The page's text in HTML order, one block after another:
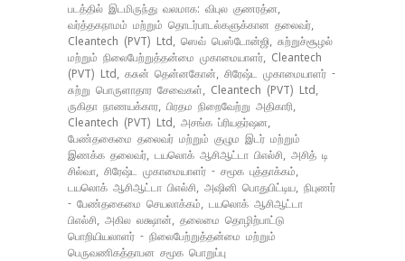
படத்தில் இடமிருந்து வலமாக: விபுல குணரத்ன,
வர்த்தகநாமம் மற்றும் தொடர்பாடல்களுக்கான தலைவர்,
Cleantech (PVT) Ltd, ஸெவ் பெஸ்டோன்ஜி, சுற்றுச்சூழல்
மற்றும் நிலைபேற்றுத்தன்மை முகாமையாளர், Cleantech
(PVT) Ltd, கசுன் தென்னகோன், சிரேஷ்ட முகாமையாளர் -
சுற்று பொருளாதார சேவைகள், Cleantech (PVT) Ltd,
ருகிதா நாணயக்கார, பிரதம நிறைவேற்று அதிகாரி,
Cleantech (PVT) Ltd, அசங்க ப்ரியதர்ஷன,
பேண்தகைமை தலைவர் மற்றும் குழும இடர் மற்றும்
இணக்க தலைவர், டயலொக் ஆசிஆட்டா பிஎல்சி, அசித் டி
சில்வா, சிரேஷ்ட முகாமையாளர் - சமூக புத்தாக்கம்,
டயலொக் ஆசிஆட்டா பிஎல்சி, அஷினி பொதுபிட்டிய, நிபுணர்
- பேண்தகைமை செயலாக்கம், டயலொக் ஆசிஆட்டா
பிஎல்சி, அகில லக்ஷான், தலைமை தொழிற்பாட்டு
பொறியியலாளர் - நிலைபேற்றுத்தன்மை மற்றும்
பெருவணிகத்தாபன சமூக பொறுப்பு